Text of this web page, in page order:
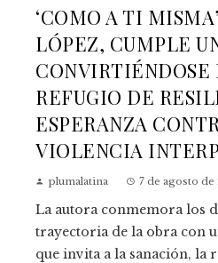
‘COMO A TI
LÓPEZ, CUMPLE
CONVIRTIÉNDOSE
REFUGIO DE
ESPERANZA
VIOLENCIA
plumalatina 7 de agosto de
La autora conmemora los
trayectoria de la obra con
que invita a la sanación, la